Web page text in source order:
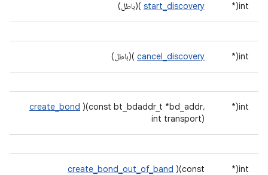
int(*
start_discovery )(باطل)
int(*
cancel_discovery )(باطل)
int(*
create_bond )(const bt_bdaddr_t *bd_addr،
int transport)
int(*
create_bond_out_of_band )(const